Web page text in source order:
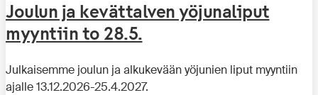
Joulun ja kevättalven yöjunaliput
myyntiin to 28.5.
Julkaisemme joulun ja alkukevään yöjunien liput myyntiin
ajalle 13.12.2026-25.4.2027.